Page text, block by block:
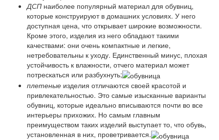
ДСП наиболее популярный материал для обувниц,
которые конструируют в домашних условиях. У него
доступная цена, что открывает широкие возможности.
Кроме этого, изделия из него обладают такими
качествами: они очень компактные и легкие,
нетребовательны к уходу. Единственный минус, плохая
устойчивость к влажности, отчего материал может
потрескаться или разбухнуть;
плетеные изделия отличаются своей красотой и
привлекательностью. Это самые изысканные варианты
обувниц, которые идеально вписываются почти во все
интерьеры прихожих. Но самым главным
преимуществом таких изделий выступает то, что обувь,
установленная в них, проветривается.